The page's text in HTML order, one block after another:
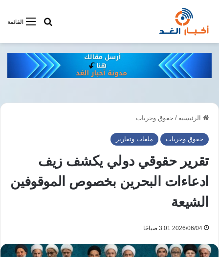
القائمةأبحت فى
الرئيسية / حقوق وحريات
حقوق وحريات ملفات وتقارير
تقرير حقوقي دولي يكشف زيف
ادعاءات البحرين بخصوص الموقوفين
الشيعة
2026/06/04 3:01 صباحًا